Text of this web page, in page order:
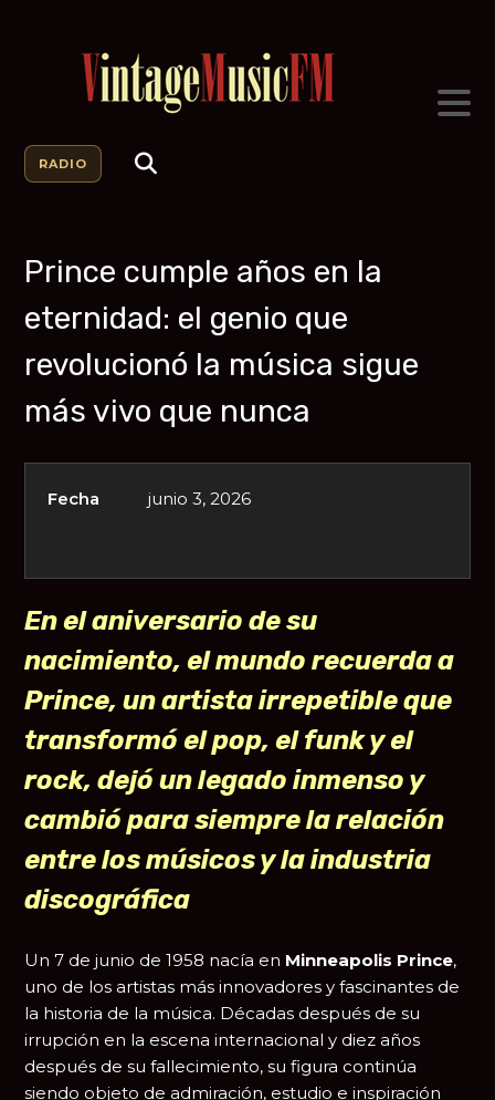
RADIO
Prince cumple años en la
eternidad: el genio que
revolucionó la música sigue
más vivo que nunca
Fecha junio 3, 2026
En el aniversario de su
nacimiento, el mundo recuerda a
Prince, un artista irrepetible que
transformó el pop, el funk y el
rock, dejó un legado inmenso y
cambió para siempre la relación
entre los músicos y la industria
discográfica
Un 7 de junio de 1958 nacía en Minneapolis Prince,
uno de los artistas más innovadores y fascinantes de
la historia de la música. Décadas después de su
irrupción en la escena internacional y diez años
después de su fallecimiento, su figura continúa
siendo objeto de admiración, estudio e inspiración